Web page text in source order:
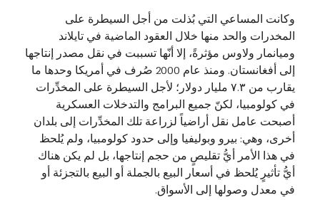
وكانت المساعي التي بُذلت من أجل السيطرة على
المخدرات والحد منها خلال العقود الماضية في تايلاند
وميانمار ولاوس مؤثرةً، إلا أنّها تسببت في نقل مصدر إنتاجها
إلى أفغانستان. ومنذ عام 2000 صُرف في أمريكا وحدها ما
يقارب من ٧.٣ مليار دولار؛ لأجل السيطرة على المخدِّرات
في كولومبيا، لكنّ جميع البرامج والتدخلات العسكرية
أصبحت عامل نقل أراضياً لزراعة تلك المخدِّرات إلى بلدان
أخرى، وهي: بيرو وبوليفيا وإلى حدود كولومبيا، ولم يُلحظ
في هذا الأمر أيُّ تقليصٍ من حجم إنتاجها، بل لم يكن هناك
أيُّ تأثيرٍ يُلحظ في أسعار البيع بالجملة أو البيع بالتجزئة أو
في معدل وصولها إلى الأسواق.